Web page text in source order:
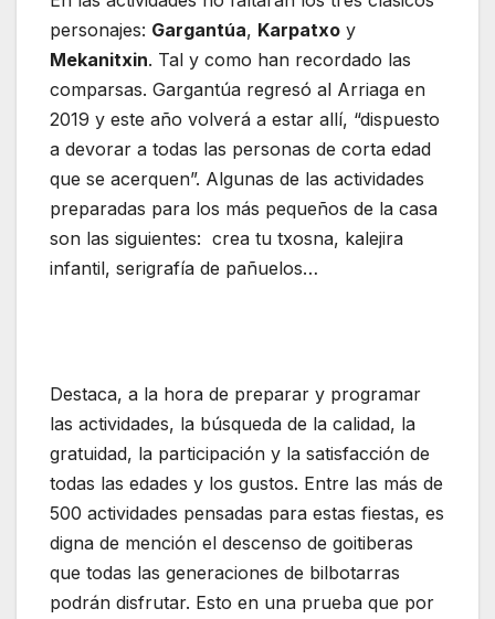
personajes: Gargantúa, Karpatxo y
Mekanitxin. Tal y como han recordado las
comparsas. Gargantúa regresó al Arriaga en
2019 y este año volverá a estar allí, “dispuesto
a devorar a todas las personas de corta edad
que se acerquen”. Algunas de las actividades
preparadas para los más pequeños de la casa
son las siguientes: crea tu txosna, kalejira
infantil, serigrafía de pañuelos…
Destaca, a la hora de preparar y programar
las actividades, la búsqueda de la calidad, la
gratuidad, la participación y la satisfacción de
todas las edades y los gustos. Entre las más de
500 actividades pensadas para estas fiestas, es
digna de mención el descenso de goitiberas
que todas las generaciones de bilbotarras
podrán disfrutar. Esto en una prueba que por